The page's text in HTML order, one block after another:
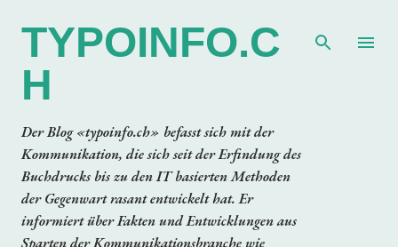
TYPOINFO.C
H
Der Blog «typoinfo.ch» befasst sich mit der
Kommunikation, die sich seit der Erfindung des
Buchdrucks bis zu den IT basierten Methoden
der Gegenwart rasant entwickelt hat. Er
informiert über Fakten und Entwicklungen aus
Sparten der Kommunikationsbranche wie